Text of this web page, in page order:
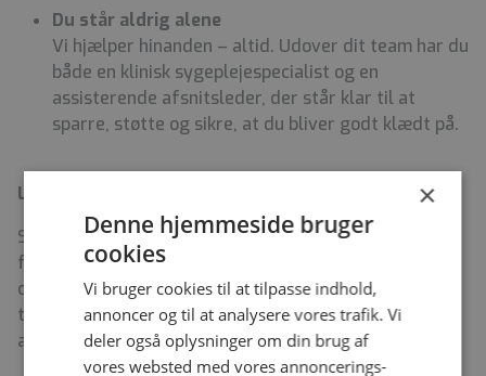
Du står aldrig alene
Vi hjælper hinanden – altid. Udover dit team har du
både en klinisk sygeplejespecialist og en
assisterende afsnitsleder, der står klar til at
sparre, støtte og sikre, at du bliver godt klædt på.
Løn og ansættelsesvilkår
Stillingen indebærer blandede vagter med mulighed
for både dag- og aftenvagter. Der vil være en dialog
om dine præferencer, så vagterne så vidt muligt kan
tilrettelægges med overvægt af enten dag- eller
aftenvagter.
×
Denne hjemmeside bruger
cookies
Vi bruger cookies til at tilpasse indhold,
annoncer og til at analysere vores trafik. Vi
deler også oplysninger om din brug af
vores websted med vores annoncerings-